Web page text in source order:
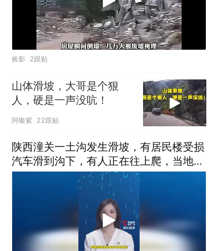
捡影 2跟贴
山体滑坡，大哥是个狠
人，硬是一声没吭！
阿银紫 22跟贴
陕西潼关一土沟发生滑坡，有居民楼受损
汽车滑到沟下，有人正在往上爬，当地回
应